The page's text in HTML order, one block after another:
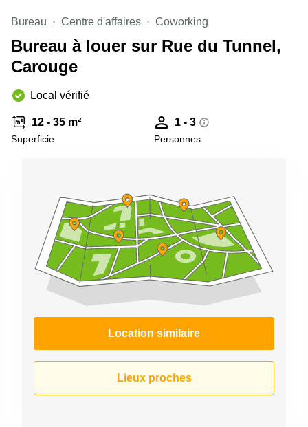
Salle
réunion
Zurich
de
réunion
Genève
Salle de
Lausanne
Avenue
Casaï
18
Genève
Quai
13
Genève
Esplanade
de Pont-
Rouge 4
Lancy
267
Chemin
de la
Bureau Centre d'affaires Coworking
Bureau à louer sur Rue du Tunnel,
Carouge
Local vérifié
12 - 35 m²
Superficie
1 - 3
Personnes
Location similaire
Lieux proches